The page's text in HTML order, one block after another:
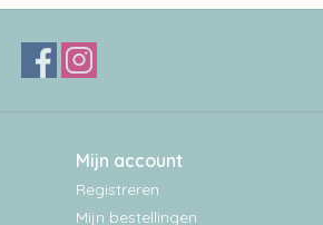
Mijn account
Registreren
Mijn bestellingen